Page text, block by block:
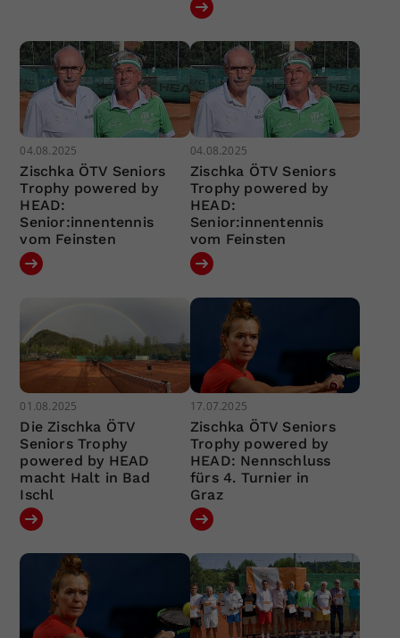
04.08.2025
Zischka ÖTV Seniors
Trophy powered by
HEAD:
Senior:innentennis
vom Feinsten
04.08.2025
Zischka ÖTV Seniors
Trophy powered by
HEAD:
Senior:innentennis
vom Feinsten
01.08.2025
Die Zischka ÖTV
Seniors Trophy
powered by HEAD
macht Halt in Bad
Ischl
17.07.2025
Zischka ÖTV Seniors
Trophy powered by
HEAD: Nennschluss
fürs 4. Turnier in
Graz